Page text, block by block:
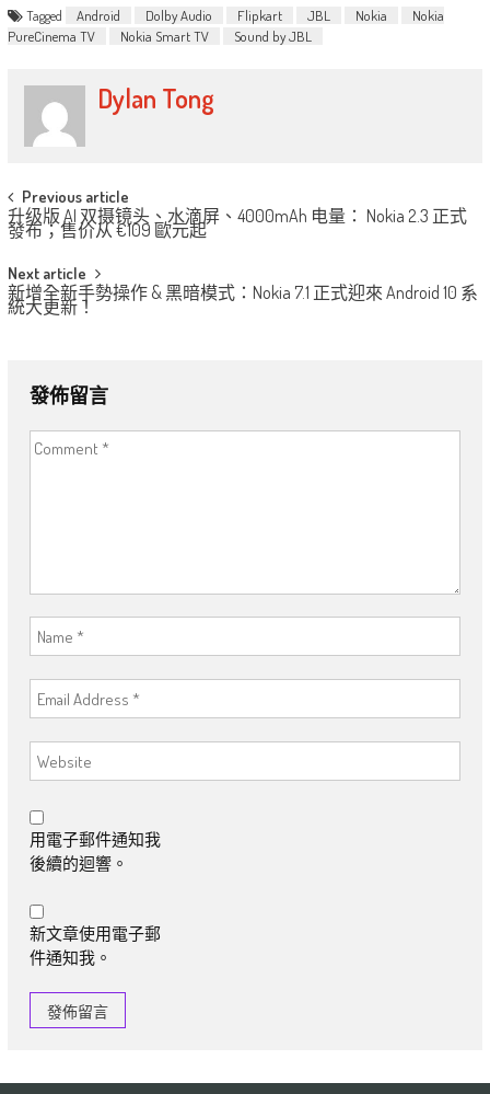
Tagged Android Dolby Audio Flipkart JBL Nokia
Nokia
PureCinema TV
Nokia Smart TV Sound by JBL
Dylan Tong
Post
navigation
Previous article
升级版 AI 双摄镜头、水滴屏、4000mAh 电量： Nokia 2.3 正式
發布；售价从 €109 歐元起
Next article
新增全新手勢操作 & 黑暗模式：Nokia 7.1 正式迎來 Android 10 系
統大更新！
發佈留言
用電子郵件通知我
後續的迴響。
新文章使用電子郵
件通知我。